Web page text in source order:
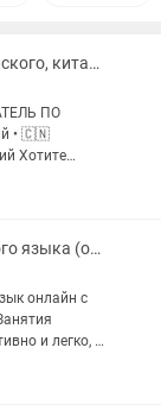
Онлайн уроки английского, китайского и японского языков
ПО
• 🇨🇳
до
Репетитор английского языка (онлайн)
онлайн с
и легко, с